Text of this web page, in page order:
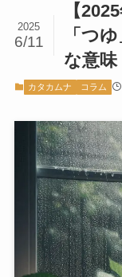
【
「つ
な意
2025
6/11
カタカムナ コラム